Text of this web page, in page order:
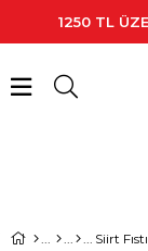
1250 TL